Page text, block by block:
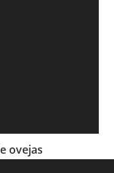
ovejas